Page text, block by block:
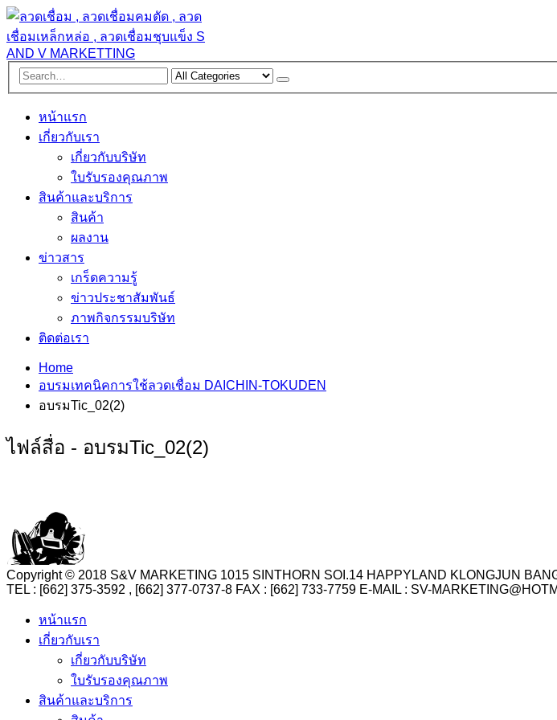
หน้าแรก
เกี่ยวกับเรา
เกี่ยวกับบริษัท
ใบรับรองคุณภาพ
สินค้าและบริการ
สินค้า
ผลงาน
ข่าวสาร
เกร็ดความรู้
ข่าวประชาสัมพันธ์
ภาพกิจกรรมบริษัท
ติดต่อเรา
Home
อบรมเทคนิคการใช้ลวดเชื่อม DAICHIN-TOKUDEN
อบรมTic_02(2)
ไฟล์สื่อ - อบรมTic_02(2)
Copyright © 2018 S&V MARKETING 1015 SINTHORN SOI.14 HAPPYLAND KLONGJUN
TEL : [662] 375-3592 , [662] 377-0737-8 FAX : [662] 733-7759 E-MAIL : SV-
หน้าแรก
เกี่ยวกับเรา
เกี่ยวกับบริษัท
ใบรับรองคุณภาพ
สินค้าและบริการ